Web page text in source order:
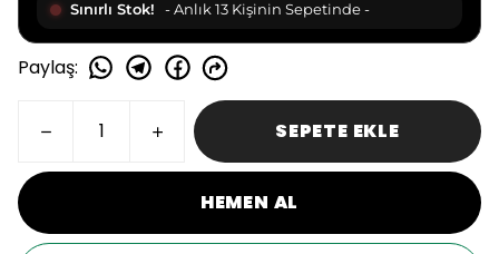
Sınırlı Stok! - Anlık 14 Kişinin Sepetinde -
Paylaş:
SEPETE EKLE
HEMEN AL